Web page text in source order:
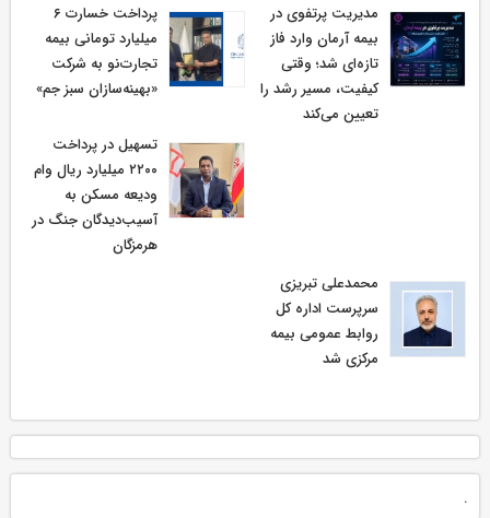
مدیریت پرتفوی در
بیمه آرمان وارد فاز
تازه‌ای شد؛ وقتی
کیفیت، مسیر رشد را
تعیین می‌کند
پرداخت خسارت ۶
میلیارد تومانی بیمه
تجارت‌نو به شرکت
«بهینه‌سازان سبز جم»
تسهیل در پرداخت
۲۲۰۰ میلیارد ریال وام
ودیعه مسکن به
آسیب‌دیدگان جنگ در
هرمزگان
محمدعلی تبریزی
سرپرست اداره كل
روابط عمومی بیمه
مركزی شد
.